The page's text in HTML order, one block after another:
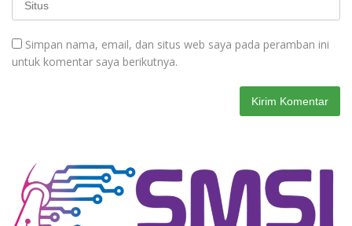
Simpan nama, email, dan situs web saya pada peramban ini
untuk komentar saya berikutnya.